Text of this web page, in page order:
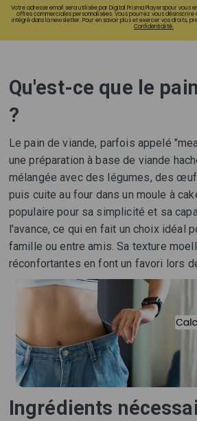
Votre adresse email sera utilisée par Digital Prisma Playerspour vous
offres commerciales personnalisées. Vous pourrez vous désinscrire
intégré dans la newsletter. Pour en savoir plus et exercer vos droits,
Confidentialité.
Qu'est-ce que le
?
Le pain de viande, parfois appelé
une préparation à base de viande
mélangée avec des légumes, des
puis cuite au four dans un moule à
populaire pour sa simplicité et sa
l'avance, ce qui en fait un choix idéal
famille ou entre amis. Sa texture
réconfortantes en font un favori lors
Ingrédients